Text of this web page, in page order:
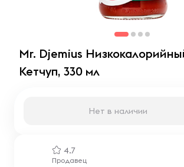
Mr. Djemius
Кетчуп, 330 мл
4.7
Продавец
Нет в наличии